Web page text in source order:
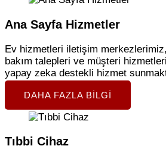
Ana Sayfa Hizmetler
Ev hizmetleri iletişim
bakım talepleri ve müşteri
yapay zeka destekli hizmet
DAHA FAZLA BILGI
Tıbbi Cihaz